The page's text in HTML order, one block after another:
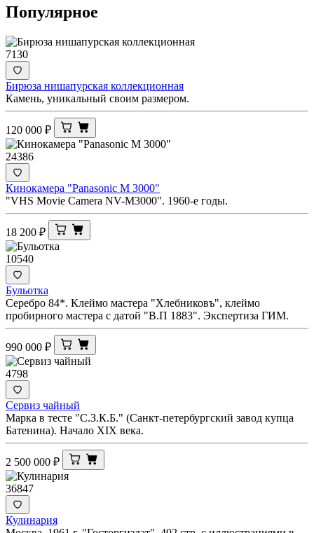
Популярное
7130
Бирюза нишапурская коллекционная
Камень, уникальный своим размером.
120 000 ₽
24386
Кинокамера "Panasonic M 3000"
"VHS Movie Camera NV-M3000". 1960-е годы.
18 200 ₽
10540
Бульотка
Серебро 84*. Клеймо мастера "Хлебниковъ", клеймо
пробирного мастера с датой "В.П 1883". Экспертиза ГИМ.
990 000 ₽
4798
Сервиз чайный
Марка в тесте "С.З.К.Б." (Санкт-петербургский завод купца
Батенина). Начало XIX века.
2 500 000 ₽
36847
Кулинария